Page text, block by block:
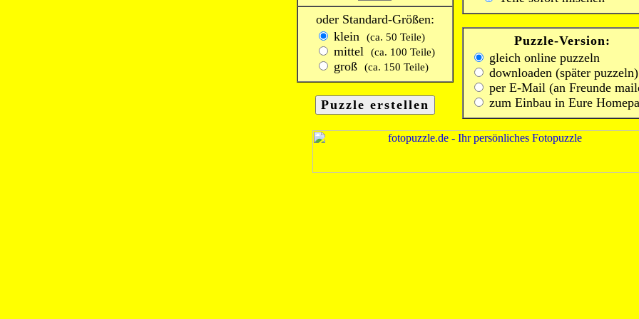
oder Standard-Größen:
klein
(ca. 50 Teile)
mittel (ca. 100 Teile)
groß (ca. 150 Teile)
Puzzle-Version:
gleich online puzzeln
downloaden (später puzzeln)
per E-Mail (an Freunde
zum Einbau in Eure